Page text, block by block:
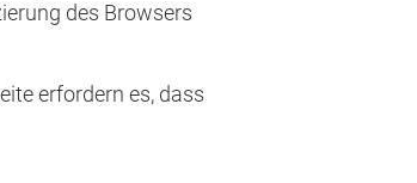
des Browsers
erfordern es, dass